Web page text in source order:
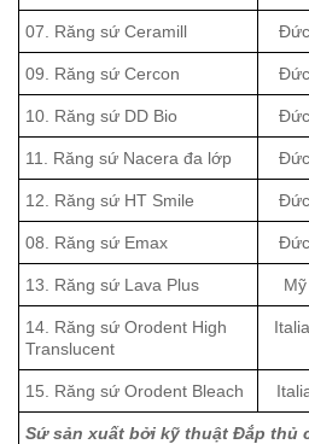
07. Răng sứ Ceramill Đức
09. Răng sứ Cercon Đức
10. Răng sứ DD Bio Đức
11. Răng sứ Nacera đa lớp Đức
12. Răng sứ HT Smile Đức
08. Răng sứ Emax Đức
13. Răng sứ Lava Plus Mỹ
14. Răng sứ Orodent High
Translucent
Italia
15. Răng sứ Orodent Bleach
Sứ sản xuất bởi kỹ thuật Đắp thủ